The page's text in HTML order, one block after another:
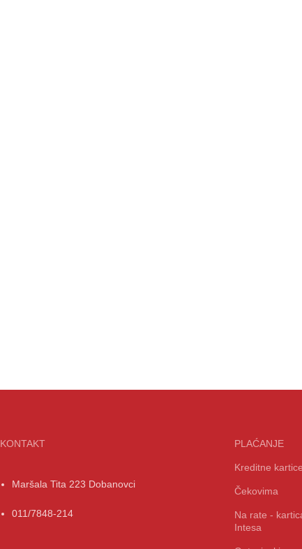
KONTAKT
Maršala Tita 223 Dobanovci
011/7848-214
PLAĆANJE
Kreditne
Čekovima
Na rate -
Intesa